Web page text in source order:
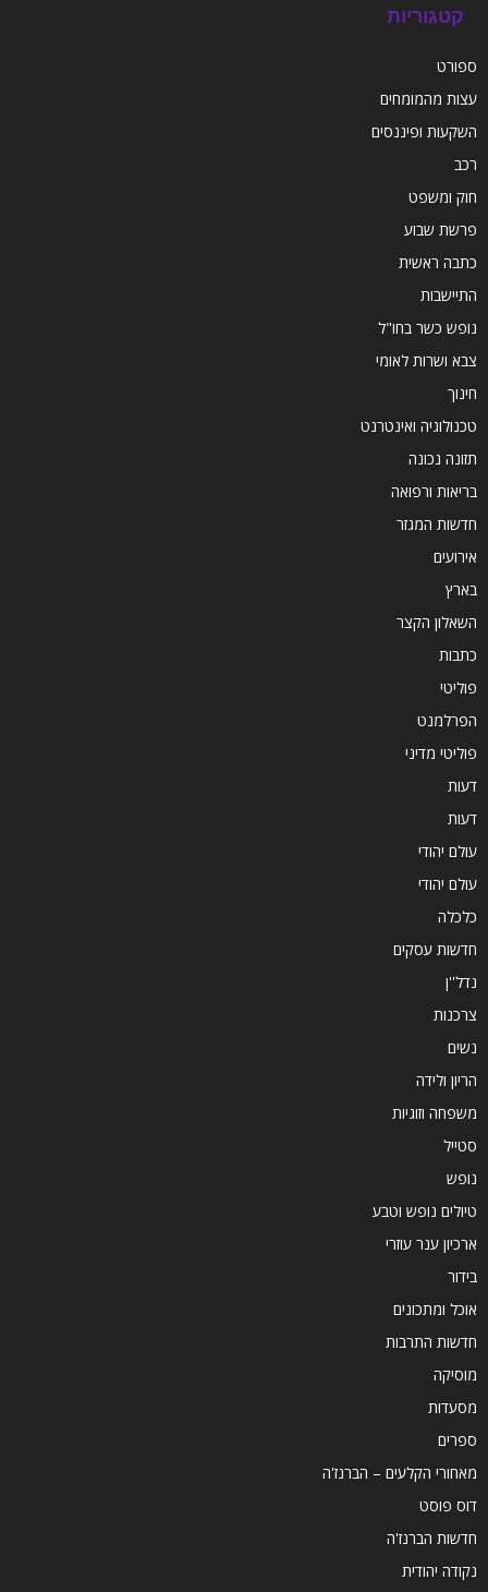
קטגוריות
ספורט
עצות מהמומחים
השקעות ופיננסים
רכב
חוק ומשפט
פרשת שבוע
כתבה ראשית
התיישבות
נופש כשר בחו"ל
צבא ושרות לאומי
חינוך
טכנולוגיה ואינטרנט
תזונה נכונה
בריאות ורפואה
חדשות המגזר
אירועים
בארץ
השאלון הקצר
כתבות
פוליטי
הפרלמנט
פוליטי מדיני
דעות
דעות
עולם יהודי
עולם יהודי
כלכלה
חדשות עסקים
נדל''ן
צרכנות
נשים
הריון ולידה
משפחה וזוגיות
סטייל
נופש
טיולים נופש וטבע
ארכיון ענר עוזרי
בידור
אוכל ומתכונים
חדשות התרבות
מוסיקה
מסעדות
ספרים
מאחורי הקלעים – הברנז'ה
דוס פוסט
חדשות הברנז'ה
נקודה יהודית